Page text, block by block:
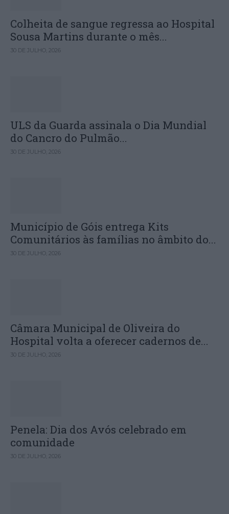
Colheita de sangue regressa ao Hospital
Sousa Martins durante o mês...
30 DE JULHO, 2026
ULS da Guarda assinala o Dia Mundial
do Cancro do Pulmão...
30 DE JULHO, 2026
Município de Góis entrega Kits
Comunitários às famílias no âmbito do...
30 DE JULHO, 2026
Câmara Municipal de Oliveira do
Hospital volta a oferecer cadernos de...
30 DE JULHO, 2026
Penela: Dia dos Avós celebrado em
comunidade
30 DE JULHO, 2026